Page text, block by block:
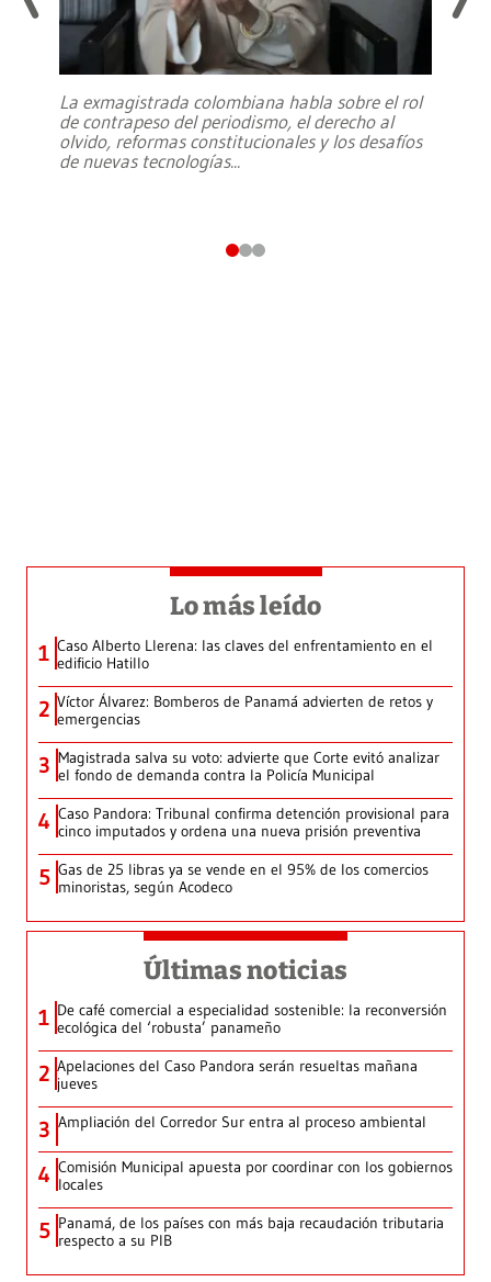
La exmagistrada colombiana habla sobre el rol
de contrapeso del periodismo, el derecho al
olvido, reformas constitucionales y los desafíos
de nuevas tecnologías...
Lo más leído
1 Caso Alberto Llerena: las claves del enfrentamiento en el
edificio Hatillo
2 Víctor Álvarez: Bomberos de Panamá advierten de retos y
emergencias
3 Magistrada salva su voto: advierte que Corte evitó analizar
el fondo de demanda contra la Policía Municipal
4 Caso Pandora: Tribunal confirma detención provisional para
cinco imputados y ordena una nueva prisión preventiva
5 Gas de 25 libras ya se vende en el 95% de los comercios
minoristas, según Acodeco
Últimas noticias
1 De café comercial a especialidad sostenible: la reconversión
ecológica del ‘robusta’ panameño
2 Apelaciones del Caso Pandora serán resueltas mañana
jueves
3 Ampliación del Corredor Sur entra al proceso ambiental
4 Comisión Municipal apuesta por coordinar con los gobiernos
locales
5 Panamá, de los países con más baja recaudación tributaria
respecto a su PIB